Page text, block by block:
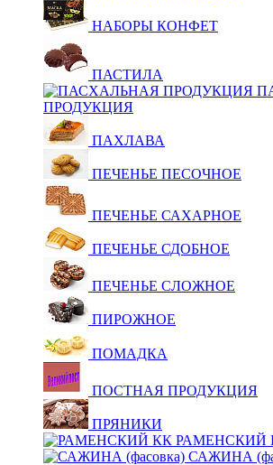
НАБОРЫ КОНФЕТ
ПАСТИЛА
ПРОДУКЦИЯ
ПАХЛАВА
ПЕЧЕНЬЕ ПЕСОЧНОЕ
ПЕЧЕНЬЕ САХАРНОЕ
ПЕЧЕНЬЕ СДОБНОЕ
ПЕЧЕНЬЕ СЛОЖНОЕ
ПИРОЖНОЕ
ПОМАДКА
ПОСТНАЯ ПРОДУКЦИЯ
ПРЯНИКИ
РАМЕНСКИЙ
САЖИНА